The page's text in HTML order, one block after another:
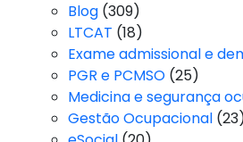
Blog (309)
LTCAT (18)
Exame admissional e
PGR e PCMSO (25)
Medicina e segurança
Gestão Ocupacional